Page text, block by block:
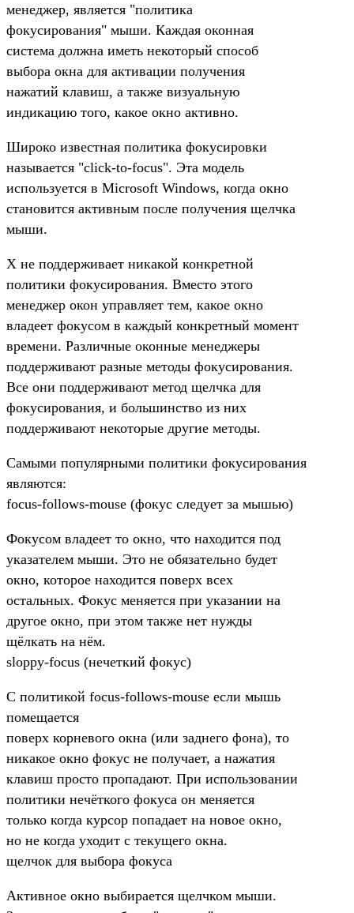
менеджер, является "политика
фокусирования" мыши. Каждая оконная
система должна иметь некоторый способ
выбора окна для активации получения
нажатий клавиш, а также визуальную
индикацию того, какое окно активно.
Широко известная политика фокусировки
называется "click-to-focus". Эта модель
используется в Microsoft Windows, когда окно
становится активным после получения щелчка
мыши.
X не поддерживает никакой конкретной
политики фокусирования. Вместо этого
менеджер окон управляет тем, какое окно
владеет фокусом в каждый конкретный момент
времени. Различные оконные менеджеры
поддерживают разные методы фокусирования.
Все они поддерживают метод щелчка для
фокусирования, и большинство из них
поддерживают некоторые другие методы.
Самыми популярными политики фокусирования
являются:
focus-follows-mouse (фокус следует за мышью)
Фокусом владеет то окно, что находится под
указателем мыши. Это не обязательно будет
окно, которое находится поверх всех
остальных. Фокус меняется при указании на
другое окно, при этом также нет нужды
щёлкать на нём.
sloppy-focus (нечеткий фокус)
С политикой focus-follows-mouse если мышь
помещается
поверх корневого окна (или заднего фона), то
никакое окно фокус не получает, а нажатия
клавиш просто пропадают. При использовании
политики нечёткого фокуса он меняется
только когда курсор попадает на новое окно,
но не когда уходит с текущего окна.
щелчок для выбора фокуса
Активное окно выбирается щелчком мыши.